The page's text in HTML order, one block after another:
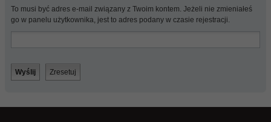
To musi być adres e-mail związany z Twoim kontem. Jeżeli nie zmieniałeś
go w panelu użytkownika, jest to adres podany w czasie rejestracji.